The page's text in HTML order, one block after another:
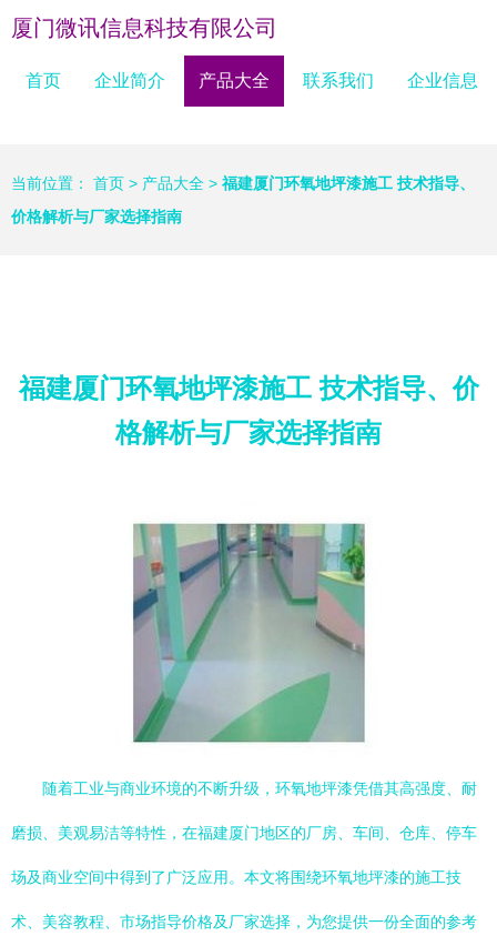
厦门微讯信息科技有限公司
首页 企业简介 产品大全 联系我们 企业信息
当前位置： 首页 > 产品大全 > 福建厦门环氧地坪漆施工 技术指导、
价格解析与厂家选择指南
福建厦门环氧地坪漆施工 技术指导、价
格解析与厂家选择指南
随着工业与商业环境的不断升级，环氧地坪漆凭借其高强度、耐
磨损、美观易洁等特性，在福建厦门地区的厂房、车间、仓库、停车
场及商业空间中得到了广泛应用。本文将围绕环氧地坪漆的施工技
术、美容教程、市场指导价格及厂家选择，为您提供一份全面的参考